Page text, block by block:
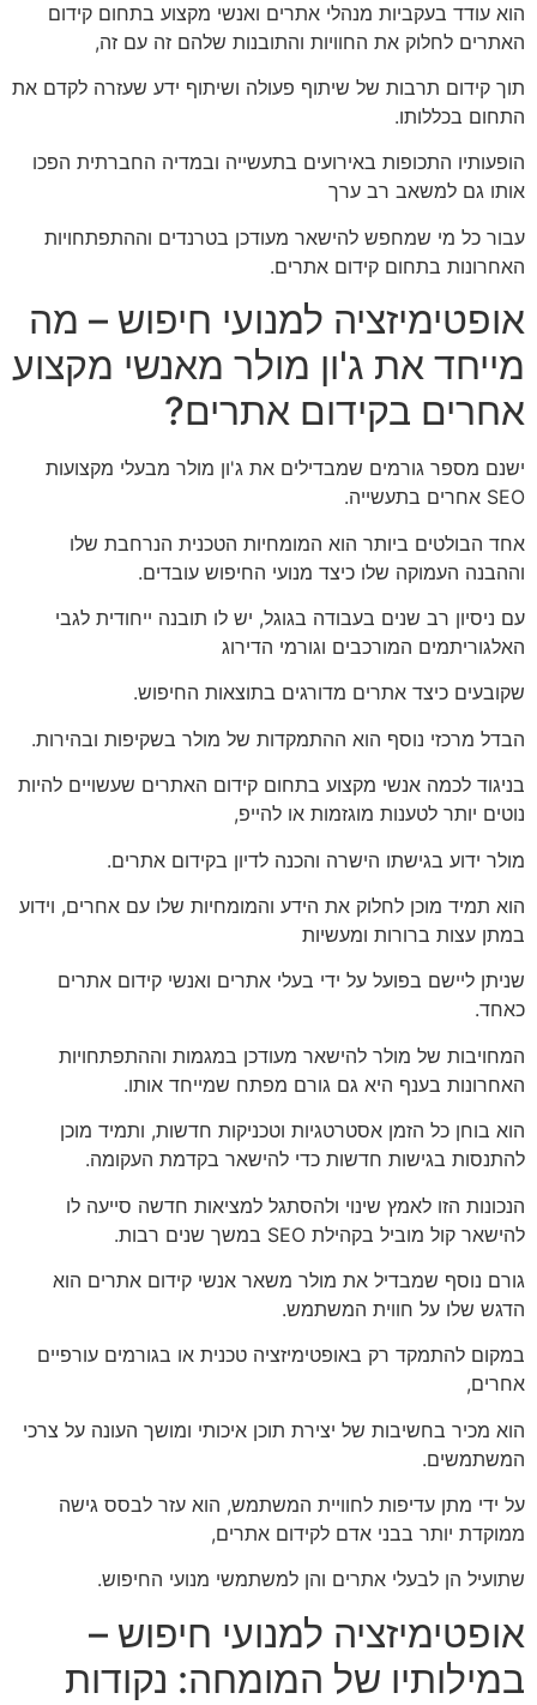
הוא עודד בעקביות מנהלי אתרים ואנשי מקצוע בתחום קידום
האתרים לחלוק את החוויות והתובנות שלהם זה עם זה,
תוך קידום תרבות של שיתוף פעולה ושיתוף ידע שעזרה לקדם את
התחום בכללותו.
הופעותיו התכופות באירועים בתעשייה ובמדיה החברתית הפכו
אותו גם למשאב רב ערך
עבור כל מי שמחפש להישאר מעודכן בטרנדים וההתפתחויות
האחרונות בתחום קידום אתרים.
אופטימיזציה למנועי חיפוש – מה
מייחד את ג'ון מולר מאנשי מקצוע
אחרים בקידום אתרים?
ישנם מספר גורמים שמבדילים את ג'ון מולר מבעלי מקצועות
SEO אחרים בתעשייה.
אחד הבולטים ביותר הוא המומחיות הטכנית הנרחבת שלו
וההבנה העמוקה שלו כיצד מנועי החיפוש עובדים.
עם ניסיון רב שנים בעבודה בגוגל, יש לו תובנה ייחודית לגבי
האלגוריתמים המורכבים וגורמי הדירוג
שקובעים כיצד אתרים מדורגים בתוצאות החיפוש.
הבדל מרכזי נוסף הוא ההתמקדות של מולר בשקיפות ובהירות.
בניגוד לכמה אנשי מקצוע בתחום קידום האתרים שעשויים להיות
נוטים יותר לטענות מוגזמות או להייפ,
מולר ידוע בגישתו הישרה והכנה לדיון בקידום אתרים.
הוא תמיד מוכן לחלוק את הידע והמומחיות שלו עם אחרים, וידוע
במתן עצות ברורות ומעשיות
שניתן ליישם בפועל על ידי בעלי אתרים ואנשי קידום אתרים
כאחד.
המחויבות של מולר להישאר מעודכן במגמות וההתפתחויות
האחרונות בענף היא גם גורם מפתח שמייחד אותו.
הוא בוחן כל הזמן אסטרטגיות וטכניקות חדשות, ותמיד מוכן
להתנסות בגישות חדשות כדי להישאר בקדמת העקומה.
הנכונות הזו לאמץ שינוי ולהסתגל למציאות חדשה סייעה לו
להישאר קול מוביל בקהילת SEO במשך שנים רבות.
גורם נוסף שמבדיל את מולר משאר אנשי קידום אתרים הוא
הדגש שלו על חווית המשתמש.
במקום להתמקד רק באופטימיזציה טכנית או בגורמים עורפיים
אחרים,
הוא מכיר בחשיבות של יצירת תוכן איכותי ומושך העונה על צרכי
המשתמשים.
על ידי מתן עדיפות לחוויית המשתמש, הוא עזר לבסס גישה
ממוקדת יותר בבני אדם לקידום אתרים,
שתועיל הן לבעלי אתרים והן למשתמשי מנועי החיפוש.
אופטימיזציה למנועי חיפוש –
במילותיו של המומחה: נקודות